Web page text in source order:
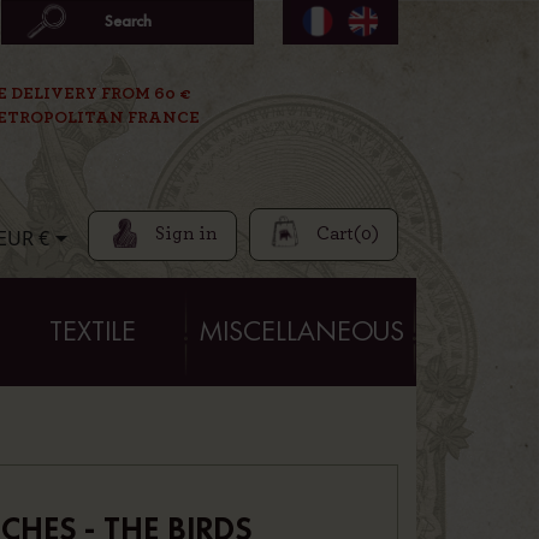
DELIVERY FROM 60 €
FRANCE
TEXTILE MISCELLANEOUS
€ Sign in Cart(0)
- THE BIRDS